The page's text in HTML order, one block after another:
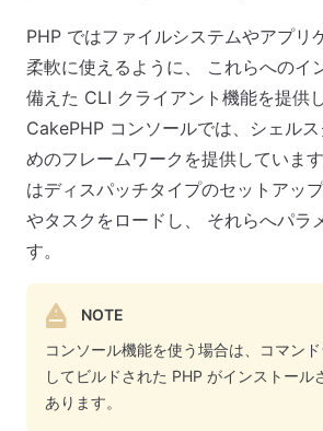
PHP ではファイルシステムやアプリ
柔軟に使えるように、 これらへのイ
備えた CLI クライアント機能を提供
CakePHP コンソールでは、シェル
めのフレームワークを提供していま
はディスパッチタイプのセットアッ
やタスクをロードし、 それらへパラ
す。
NOTE
コンソール機能を使う場合は、コマン
してビルドされた PHP がインストール
あります。